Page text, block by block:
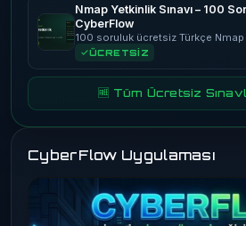
Nmap Yetkinlik Sınavı – 100
CyberFlow
100 soruluk ücretsiz Türkçe Nmap
ÜCRETSİZ
🆓 Tüm Ücretsiz
CyberFlow Uygulaması